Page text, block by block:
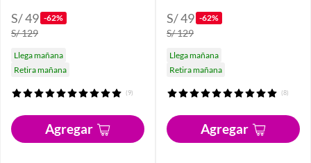
S/ 49 -62%
S/ 129
Llega mañana
Retira mañana
(9)
Agregar
S/ 49 -62%
S/ 129
Llega mañana
Retira mañana
(8)
Agregar